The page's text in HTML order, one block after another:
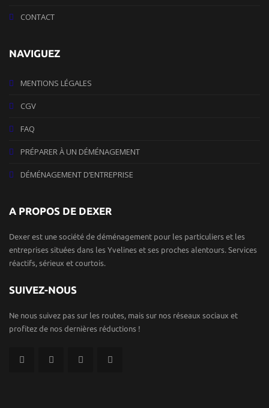
CONTACT
NAVIGUEZ
MENTIONS LÉGALES
CGV
FAQ
PRÉPARER À UN DÉMÉNAGEMENT
DÉMÉNAGEMENT D’ENTREPRISE
A PROPOS DE DEXER
Dexer est une société de déménagement pour les particuliers et les
entreprises situées dans les Yvelines et ses proches alentours. Services
réactifs, sérieux et courtois.
SUIVEZ-NOUS
Ne nous suivez pas sur les routes, mais sur nos réseaux sociaux et
profitez de nos dernières réductions !